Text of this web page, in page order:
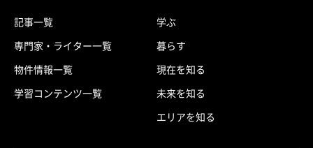
記事一覧
専門家・ライター一覧
物件情報一覧
学習コンテンツ一覧
学ぶ
暮らす
現在を知る
未来を知る
エリアを知る